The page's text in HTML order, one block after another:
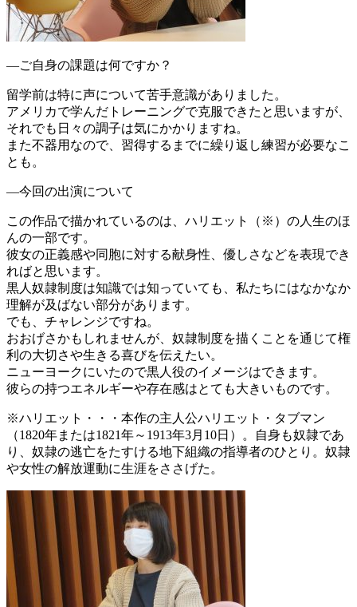
―ご自身の課題は何ですか？
留学前は特に声について苦手意識がありました。
アメリカで学んだトレーニングで克服できたと思いますが、
それでも日々の調子は気にかかりますね。
また不器用なので、習得するまでに繰り返し練習が必要なこ
とも。
―今回の出演について
この作品で描かれているのは、ハリエット（※）の人生のほ
んの一部です。
彼女の正義感や同胞に対する献身性、優しさなどを表現でき
ればと思います。
黒人奴隷制度は知識では知っていても、私たちにはなかなか
理解が及ばない部分があります。
でも、チャレンジですね。
おおげさかもしれませんが、奴隷制度を描くことを通じて権
利の大切さや生きる喜びを伝えたい。
ニューヨークにいたので黒人役のイメージはできます。
彼らの持つエネルギーや存在感はとても大きいものです。
※ハリエット・・・本作の主人公ハリエット・タブマン
（1820年または1821年～1913年3月10日）。自身も奴隷であ
り、奴隷の逃亡をたすける地下組織の指導者のひとり。奴隷
や女性の解放運動に生涯をささげた。